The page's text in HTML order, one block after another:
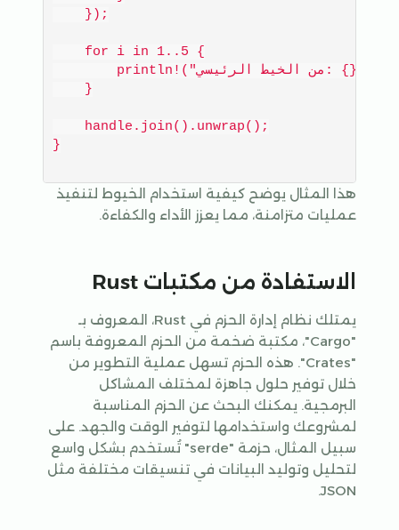
    });
    for i in 1..5 {
        println!("من الخيط الرئيسي: {}", i);
    }
    handle.join().unwrap();
هذا المثال يوضح كيفية استخدام الخيوط لتنفيذ
عمليات متزامنة، مما يعزز الأداء والكفاءة.
الاستفادة من مكتبات Rust
يمتلك نظام إدارة الحزم في Rust، المعروف بـ
"Cargo"، مكتبة ضخمة من الحزم المعروفة باسم
"Crates". هذه الحزم تسهل عملية التطوير من
خلال توفير حلول جاهزة لمختلف المشاكل
البرمجية. يمكنك البحث عن الحزم المناسبة
لمشروعك واستخدامها لتوفير الوقت والجهد. على
سبيل المثال، حزمة "serde" تُستخدم بشكل واسع
لتحليل وتوليد البيانات في تنسيقات مختلفة مثل
JSON.